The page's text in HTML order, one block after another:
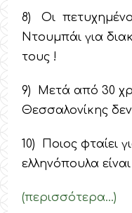
8) Oι
Ντουμπάι για
τους !
9) Μετά από 30
Θεσσαλονίκης
10) Ποιος φταίει
ελληνόπουλα
(περισσότερα…)